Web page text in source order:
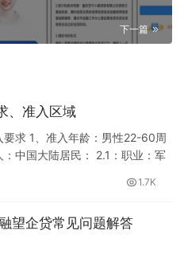
下一篇
、准入区域
求 1、准入年龄：男性22-60周
中国大陆居民： 2.1：职业：军
; 2.2：老师、医生免流水（公
：…
1.7K
望企贷常见问题解答